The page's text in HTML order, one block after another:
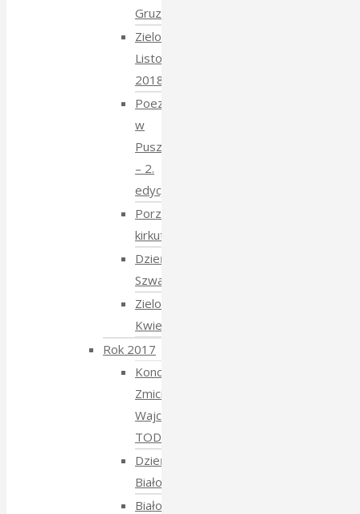
Gruziński
Zielony
Listopad
2018
Poezja
w
Puszczy
– 2.
edycja
Porządkowanie
kirkutu
Dzień
Szwajcarski
Zielony
Kwiecień
Rok 2017
Koncert
Zmiciera
Wajciuszkiewicza
TODARA
Dzień
Białoruski
Białowieskie